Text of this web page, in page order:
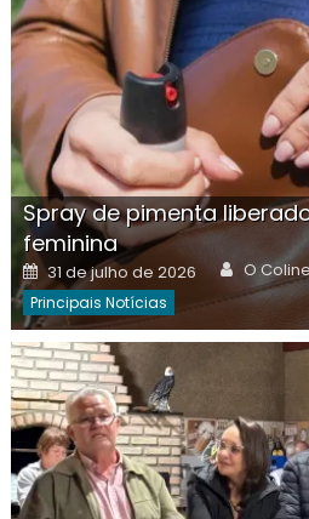
Spray de pimenta
feminina
Posted
on
31 de julho de 2026 Author
O
Principais Notícias